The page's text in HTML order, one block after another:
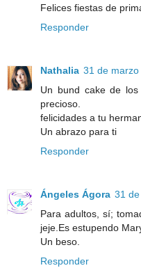
Felices fiestas de
Responder
Nathalia 31 de
Un bund cake de
precioso.
felicidades a tu
Un abrazo para ti
Responder
Ángeles Ágora 31
Para adultos, sí;
jeje.Es estupendo
Un beso.
Responder